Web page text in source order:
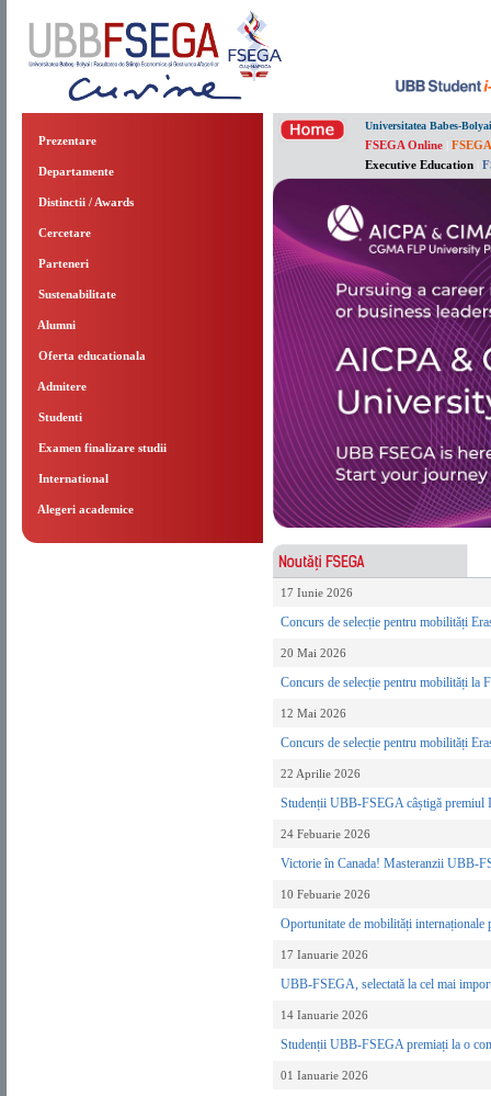
Prezentare
Departamente
Distinctii / Awards
Cercetare
Parteneri
Sustenabilitate
Alumni
Oferta educationala
Admitere
Studenti
Examen finalizare studii
International
Alegeri academice
Universitatea Babes-Bolyai
FSEGA Online
Executive Education
17 Iunie 2026
Concurs de selecție pentru mobilități
20 Mai 2026
Concurs de selecție pentru mobilități
12 Mai 2026
Concurs de selecție pentru mobilități
22 Aprilie 2026
Studenții UBB-FSEGA câștigă premiul
24 Febuarie 2026
Victorie în Canada! Masteranzii UBB-
10 Febuarie 2026
Oportunitate de mobilități
17 Ianuarie 2026
UBB-FSEGA, selectată la cel mai
14 Ianuarie 2026
Studenții UBB-FSEGA premiați la o
01 Ianuarie 2026